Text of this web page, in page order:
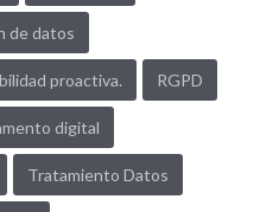
de datos
proactiva. RGPD
digital
Tratamiento Datos